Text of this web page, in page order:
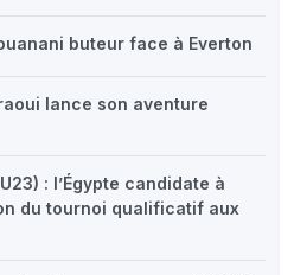
buteur face à Everton
lance son aventure
: l’Égypte candidate à
du tournoi qualificatif aux